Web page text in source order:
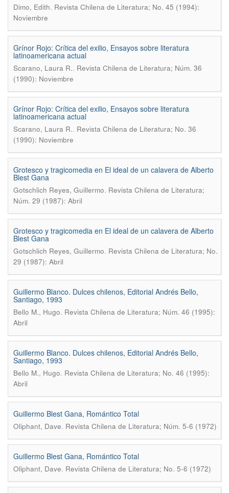
Dimo, Edith. Revista Chilena de Literatura; No. 45 (1994):
Noviembre
Grínor Rojo: Crítica del exilio, Ensayos sobre literatura
latinoamericana actual
Scarano, Laura R.. Revista Chilena de Literatura; Núm. 36
(1990): Noviembre
Grínor Rojo: Crítica del exilio, Ensayos sobre literatura
latinoamericana actual
Scarano, Laura R.. Revista Chilena de Literatura; No. 36
(1990): Noviembre
Grotesco y tragicomedia en El ideal de un calavera de Alberto
Blest Gana
Gotschlich Reyes, Guillermo. Revista Chilena de Literatura;
Núm. 29 (1987): Abril
Grotesco y tragicomedia en El ideal de un calavera de Alberto
Blest Gana
Gotschlich Reyes, Guillermo. Revista Chilena de Literatura; No.
29 (1987): Abril
Guillermo Blanco. Dulces chilenos, Editorial Andrés Bello,
Santiago, 1993
Bello M., Hugo. Revista Chilena de Literatura; Núm. 46 (1995):
Abril
Guillermo Blanco. Dulces chilenos, Editorial Andrés Bello,
Santiago, 1993
Bello M., Hugo. Revista Chilena de Literatura; No. 46 (1995):
Abril
Guillermo Blest Gana, Romántico Total
Oliphant, Dave. Revista Chilena de Literatura; Núm. 5-6 (1972)
Guillermo Blest Gana, Romántico Total
Oliphant, Dave. Revista Chilena de Literatura; No. 5-6 (1972)